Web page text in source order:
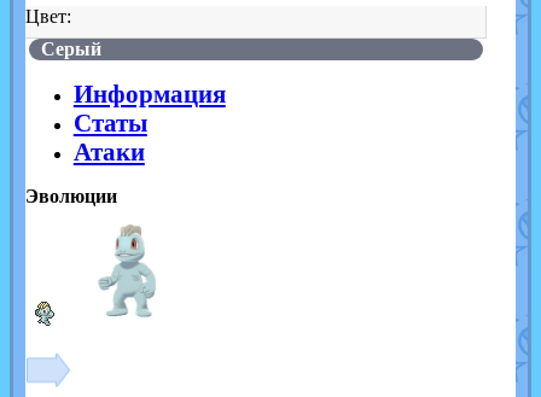
Цвет:
Серый
Информация
Статы
Атаки
Эволюции